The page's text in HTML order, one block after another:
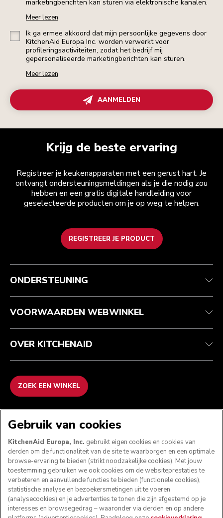
marketingberichten kan sturen via elektronische kanalen.
Meer lezen
Ik ga ermee akkoord dat mijn persoonlijke gegevens door
KitchenAid Europa Inc. worden verwerkt voor
profileringsactiviteiten, zodat het bedrijf mij
gepersonaliseerde marketingberichten kan sturen.
Meer lezen
AANMELDEN
Krijg de beste ervaring
Registreer je keukenapparaten met een gerust hart. Je
ontvangt ondersteuningsmeldingen als je die nodig zou
hebben en een gratis digitale handleiding voor
geselecteerde producten om je op weg te helpen.
REGISTREER JE PRODUCT
Health check
Je bestelling volgen
Garantie en documenten
Recupel
Algemene voorwaarden
Retournering en terugbetaling
Imprint
ODR
Het merk
Zoek een winkel
ONDERSTEUNING
VOORWAARDEN WEBWINKEL
OVER KITCHENAID
ZOEK EEN WINKEL
VOLG ONS
Gebruik van cookies
KitchenAid Europa, Inc. gebruikt eigen cookies en cookies van
derden om de functionaliteit van de site te waarborgen en een optimale
browse-ervaring te bieden (strikt noodzakelijke cookies). Met jouw
toestemming gebruiken we ook cookies om de websiteprestaties te
verbeteren en aanvullende functies te bieden (functionele cookies),
statistische analyse en bezoekersmetingen uit te voeren
(analysecookies) en je advertenties te tonen die zijn afgestemd op je
interesses en browsegedrag – waaronder via derden en op andere